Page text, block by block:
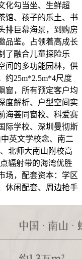
化勾当坐、生鲜超
馆、孩子的乐土、书
排巨幕海景，到购房
品鉴。占领着高成长
了融合儿童探险乐
间的多功能园林，供
约25m*2.5m*4尺度
窗，所有预定客户均
度解析、户型空间实
海荟同窗校、科爱赛
际学校、深圳曼彻斯
英文学校念、南二
北师大南山附校高
辐射带的海湾优胜
场，配套资本：学区
休闲配套、周边抢手